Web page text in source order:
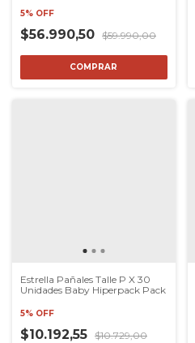
5% OFF
$56.990,50 $59.990,00
Estrella Pañales Talle P X 30
Unidades Baby Hiperpack Pack
5% OFF
$10.192,55 $10.729,00